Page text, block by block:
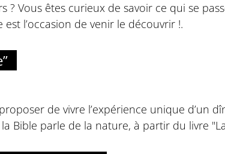
? Vous êtes curieux de savoir ce qui se
l’occasion de venir le découvrir !.
de vivre l’expérience unique d’un
Bible parle de la nature, à partir du livre